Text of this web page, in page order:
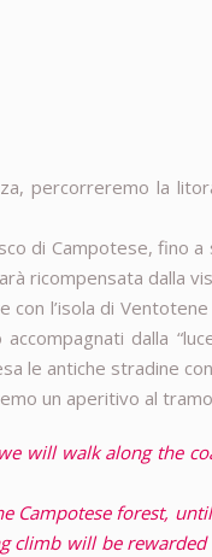
percorreremo la
di Campotese, fino
ricompensata dalla
con l’isola di
dalla
le antiche stradine
un aperitivo al
will walk along the
Campotese forest,
climb will be